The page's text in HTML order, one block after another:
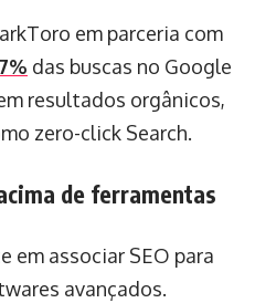
em parceria com
das buscas no Google
resultados orgânicos,
zero-click Search.
de ferramentas
em associar SEO para
avançados.